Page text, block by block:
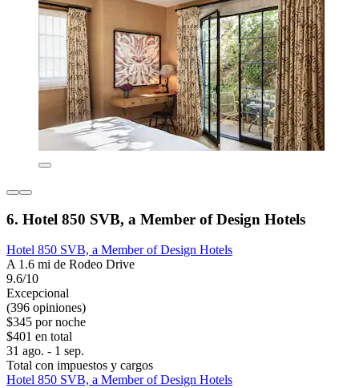
6. Hotel 850 SVB, a Member of Design Hotels
Hotel 850 SVB, a Member of Design Hotels
A 1.6 mi de Rodeo Drive
9.6/10
Excepcional
(396 opiniones)
$345 por noche
$401 en total
31 ago. - 1 sep.
Total con impuestos y cargos
Hotel 850 SVB, a Member of Design Hotels